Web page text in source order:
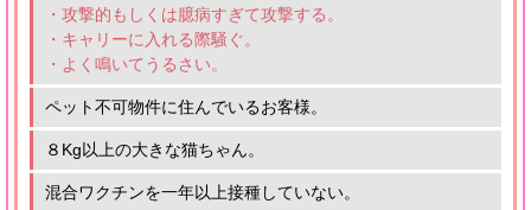
・攻撃的もしくは臆病すぎて攻撃する。
・キャリーに入れる際騒ぐ。
・よく鳴いてうるさい。
ペット不可物件に住んでいるお客様。
８Kg以上の大きな猫ちゃん。
混合ワクチンを一年以上接種していない。